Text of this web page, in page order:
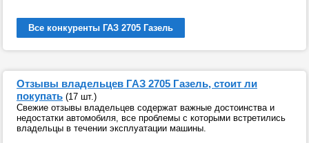
Все конкуренты ГАЗ 2705 Газель
Отзывы владельцев ГАЗ 2705 Газель, стоит ли
покупать (17 шт.)
Свежие отзывы владельцев содержат важные достоинства и
недостатки автомобиля, все проблемы с которыми встретились
владельцы в течении эксплуатации машины.